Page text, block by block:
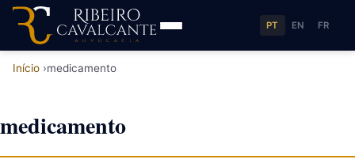
PT EN FR
Início medicamento
medicamento